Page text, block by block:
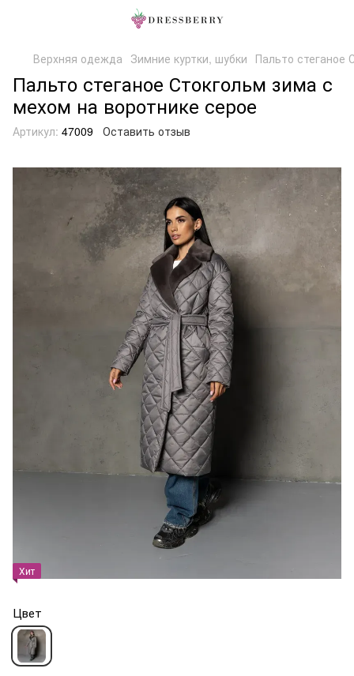
Верхняя одежда Зимние куртки, шубки Пальто стеганое
Пальто стеганое Стокгольм зима с
мехом на воротнике серое
Артикул: 47009 Оставить отзыв
Хит
Цвет